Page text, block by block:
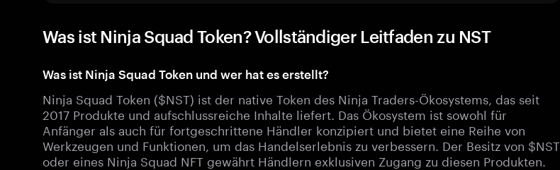
Was ist Ninja Squad Token? Vollständiger Leitfaden zu NST
Was ist Ninja Squad Token und wer hat es erstellt?
Ninja Squad Token ($NST) ist der native Token des Ninja Traders-Ökosystems, das seit
2017 Produkte und aufschlussreiche Inhalte liefert. Das Ökosystem ist sowohl für
Anfänger als auch für fortgeschrittene Händler konzipiert und bietet eine Reihe von
Werkzeugen und Funktionen, um das Handelserlebnis zu verbessern. Der Besitz von $NST
oder eines Ninja Squad NFT gewährt Händlern exklusiven Zugang zu diesen Produkten.